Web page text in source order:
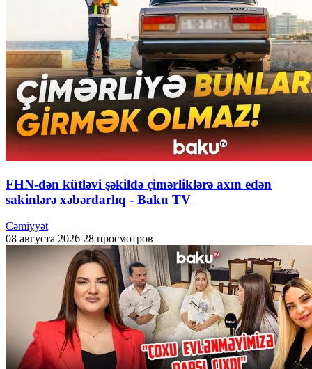
FHN-dən kütləvi şəkildə çimərliklərə axın edən
sakinlərə xəbərdarlıq - Baku TV
Cəmiyyət
08 августа 2026 28 просмотров